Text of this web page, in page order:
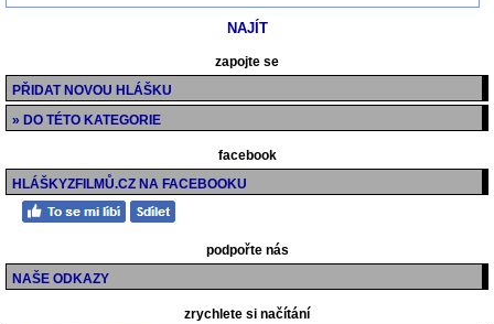
zapojte se
PŘIDAT NOVOU HLÁŠKU
» DO TÉTO KATEGORIE
facebook
HLÁŠKYZFILMŮ.CZ NA FACEBOOKU
podpořte nás
NAŠE ODKAZY
zrychlete si načítání